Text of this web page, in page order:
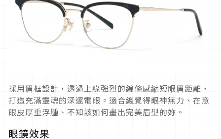
採用眉框設計，透過上緣強烈的線條感縮短眼眉距離，
打造充滿靈魂的深邃電眼。適合總覺得眼神無力、在意
眼皮厚重浮腫、不知該如何畫出完美眉型的妳。
眼鏡效果